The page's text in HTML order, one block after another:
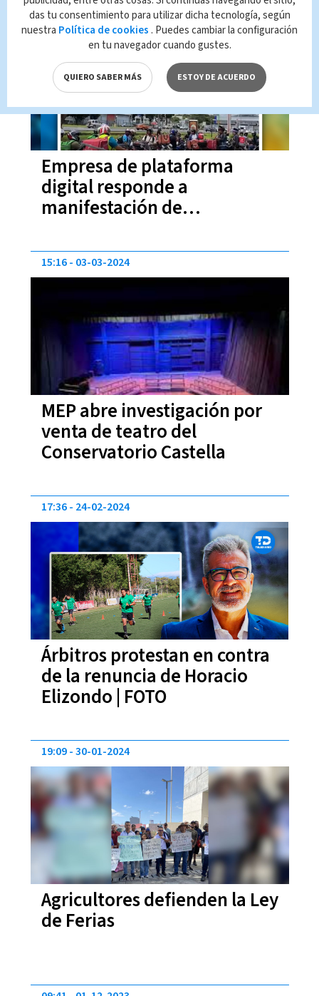
Empresa de plataforma
digital responde a
manifestación de
14:36 19-07-2024
MEP abre investigación por
venta de teatro del
Conservatorio Castella
15:16 03-03-2024
Árbitros protestan en contra
de la renuncia de Horacio
Elizondo | FOTO
17:36 24-02-2024
Agricultores defienden la Ley
de Ferias
19:09 30-01-2024
das tu consentimiento para utilizar dicha tecnología, según
nuestra Política de cookies . Puedes cambiar la configuración
en tu navegador cuando gustes.
QUIERO SABER MÁS ESTOY DE ACUERDO